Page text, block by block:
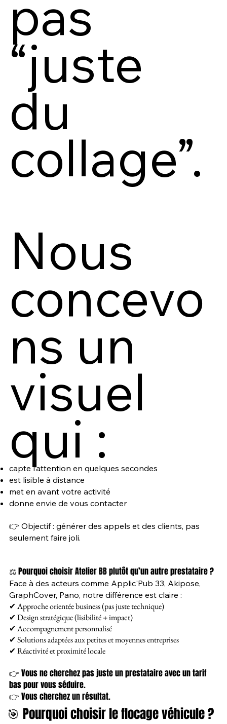
🎯 Pourquoi choisir le flocage véhicule ?
pas
“juste
du
collage”.
Nous
concevo
ns un
visuel
qui :
capte l’attention en quelques secondes
est lisible à distance
met en avant votre activité
donne envie de vous contacter
👉 Objectif : générer des appels et des clients, pas
seulement faire joli.
⚖️ Pourquoi choisir Atelier BB plutôt qu’un autre prestataire ?
Face à des acteurs comme Applic'Pub 33, Akipose,
GraphCover, Pano, notre différence est claire :
✔ Approche orientée business (pas juste technique)
✔ Design stratégique (lisibilité + impact)
✔ Accompagnement personnalisé
✔ Solutions adaptées aux petites et moyennes entreprises
✔ Réactivité et proximité locale
👉 Vous ne cherchez pas juste un prestataire avec un tarif
bas pour vous séduire.
👉 Vous cherchez un résultat.